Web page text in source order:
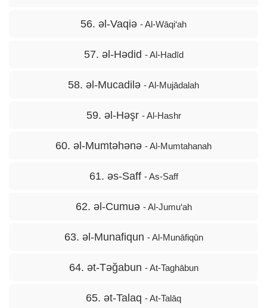
56. əl-Vaqiə - Al-Wāqi‘ah
57. əl-Hədid - Al-Hadīd
58. əl-Mucadilə - Al-Mujādalah
59. əl-Həşr - Al-Hashr
60. əl-Mumtəhənə - Al-Mumtahanah
61. əs-Saff - As-Saff
62. əl-Cumuə - Al-Jumu‘ah
63. əl-Munafiqun - Al-Munāfiqūn
64. ət-Təğabun - At-Taghābun
65. ət-Talaq - At-Talāq